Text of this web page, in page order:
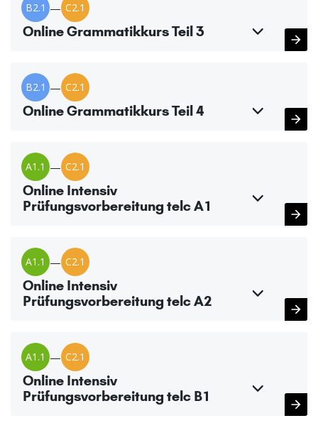
B2.1 — C2.1
Online Grammatikkurs Teil 3
B2.1 — C2.1
Online Grammatikkurs Teil 4
A1.1 — C2.1
Online Intensiv
Prüfungsvorbereitung telc A1
A1.1 — C2.1
Online Intensiv
Prüfungsvorbereitung telc A2
A1.1 — C2.1
Online Intensiv
Prüfungsvorbereitung telc B1